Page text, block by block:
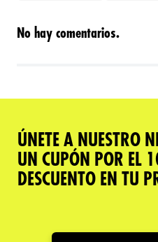
Tu nombre
No hay comentarios.
ÚNETE A NUESTRO
UN CUPÓN POR EL
DESCUENTO EN TU